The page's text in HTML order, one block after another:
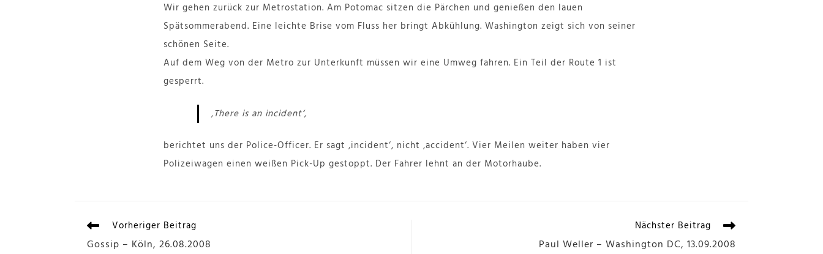
Wir gehen zurück zur Metrostation. Am Potomac sitzen die Pärchen und genießen den lauen
Spätsommerabend. Eine leichte Brise vom Fluss her bringt Abkühlung. Washington zeigt sich von seiner
schönen Seite.
Auf dem Weg von der Metro zur Unterkunft müssen wir eine Umweg fahren. Ein Teil der Route 1 ist
gesperrt.
‚There is an incident‘,
berichtet uns der Police-Officer. Er sagt ‚incident‘, nicht ‚accident‘. Vier Meilen weiter haben vier
Polizeiwagen einen weißen Pick-Up gestoppt. Der Fahrer lehnt an der Motorhaube.
Vorheriger Beitrag
Gossip – Köln, 26.08.2008
Nächster Beitrag
Paul Weller – Washington DC, 13.09.2008